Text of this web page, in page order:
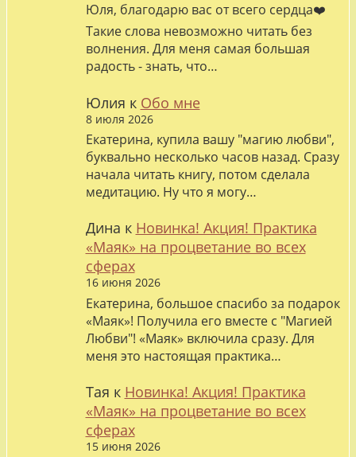
Юля, благодарю вас от всего сердца❤️
Такие слова невозможно читать без
волнения. Для меня самая большая
радость - знать, что…
Юлия к Обо мне
8 июля 2026
Екатерина, купила вашу "магию любви",
буквально несколько часов назад. Сразу
начала читать книгу, потом сделала
медитацию. Ну что я могу…
Дина к Новинка! Акция! Практика
«Маяк» на процветание во всех
сферах
16 июня 2026
Екатерина, большое спасибо за подарок
«Маяк»! Получила его вместе с "Магией
Любви"! «Маяк» включила сразу. Для
меня это настоящая практика…
Тая к Новинка! Акция! Практика
«Маяк» на процветание во всех
сферах
15 июня 2026